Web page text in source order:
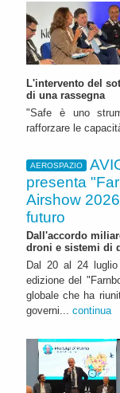
L'intervento del
di una rassegna
"Safe è uno
rafforzare le
AEROSPAZIO
presenta
Airshow
futuro
Dall'accordo
droni e sistemi di
Dal 20 al 24
edizione del
globale che ha
governi... continua